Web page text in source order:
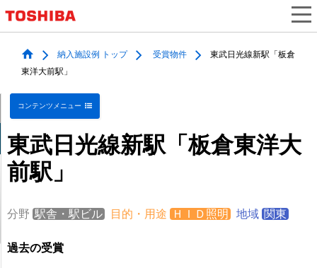
納入施設例 トップ 受賞物件
東武日光線新駅「板倉
東洋大前駅」
コンテンツメニュー
東武日光線新駅「板倉東洋大
前駅」
分野 駅舎・駅ビル 目的・用途 ＨＩＤ照明 地域 関東
過去の受賞